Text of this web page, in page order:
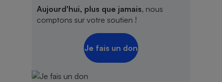
Aujourd'hui, plus que jamais, nous
comptons sur votre soutien !
Je fais un don